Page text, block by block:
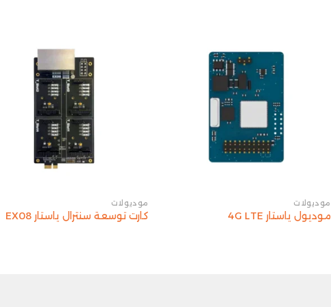
موديولات
موديول ياستار 4G LTE
موديولات
كارت توسعة سنترال ياستار EX08